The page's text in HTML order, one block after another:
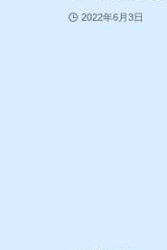
2022年6月3日